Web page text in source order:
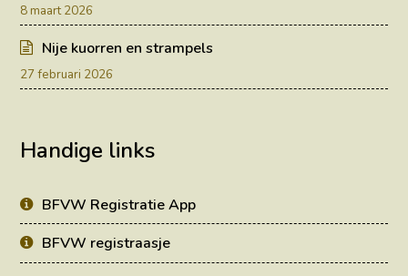
8 maart 2026
Nije kuorren en strampels
27 februari 2026
Handige links
BFVW Registratie App
BFVW registraasje